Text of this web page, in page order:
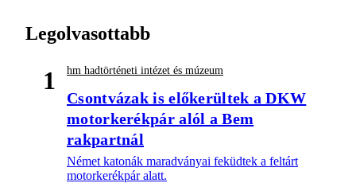
Legolvasottabb
1 hm hadtörténeti intézet és múzeum
Csontvázak is előkerültek a DKW
motorkerékpár alól a Bem
rakpartnál
Német katonák maradványai feküdtek a feltárt
motorkerékpár alatt.